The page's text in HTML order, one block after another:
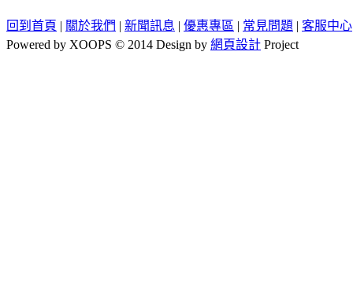
回到首頁 | 關於我們 | 新聞訊息 | 優惠專區 | 常見問題 | 客服中心
Powered by XOOPS © 2014 Design by 網頁設計 Project